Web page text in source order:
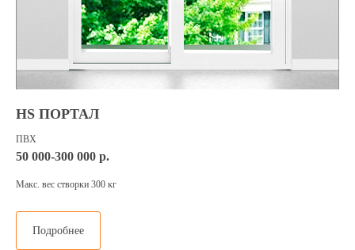
HS ПОРТАЛ
ПВХ
50 000-300 000 р.
Макс. вес створки 300 кг
Подробнее